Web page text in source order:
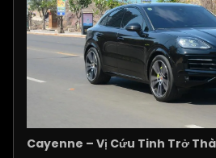
Cayenne – Vị Cứu Tinh Trở